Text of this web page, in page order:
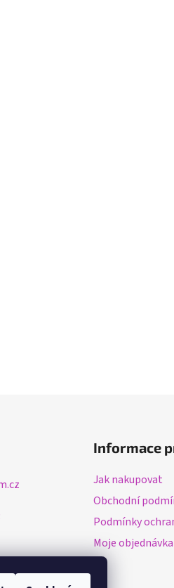
Informace
Jak nakupovat
Obchodní
Podmínky
Moje objednávka